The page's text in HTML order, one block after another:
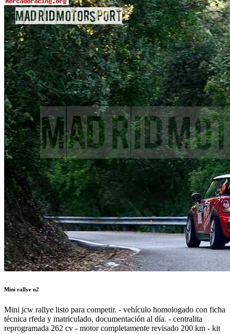
técnica rfeda y matriculado, documentación al día. - centralita
reprogramada 262 cv - motor completamente revisado 200 km - kit
de embrague sachs - kit de frenos ap racing 4